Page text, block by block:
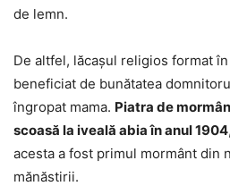
de lemn.
De altfel, lăcaşul religios format
beneficiat de bunătatea
îngropat mama. Piatra de
scoasă la iveală abia în anul 1904
acesta a fost primul mormânt din
mănăstirii.